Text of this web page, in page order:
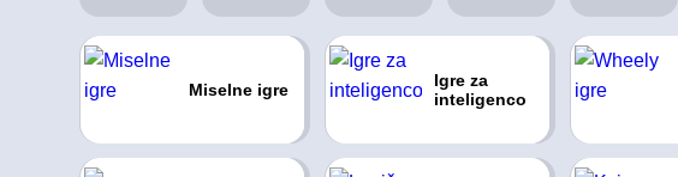
Miselne igre
Igre za
inteligenco